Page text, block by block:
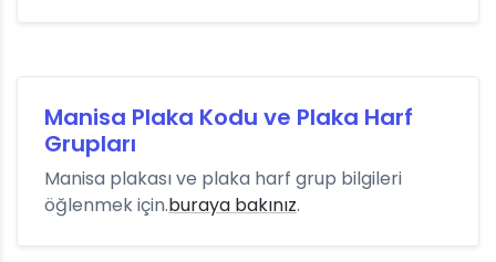
Manisa Plaka Kodu ve Plaka Harf
Grupları
Manisa plakası ve plaka harf grup bilgileri
öğlenmek için.buraya bakınız.